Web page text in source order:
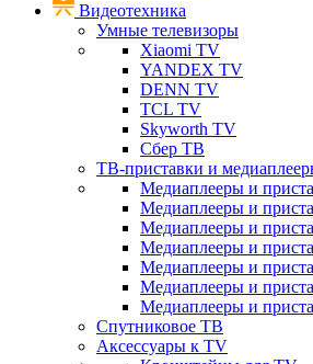
Видеотехника
Умные телевизоры
Xiaomi TV
YANDEX TV
DENN TV
TCL TV
Skyworth TV
Сбер ТВ
ТВ-приставки и
Медиаплееры и
Медиаплееры и
Медиаплееры и
Медиаплееры и
Медиаплееры и
Медиаплееры и
Медиаплееры и
Спутниковое ТВ
Аксессуары к TV